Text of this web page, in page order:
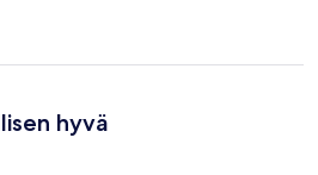
hyvä